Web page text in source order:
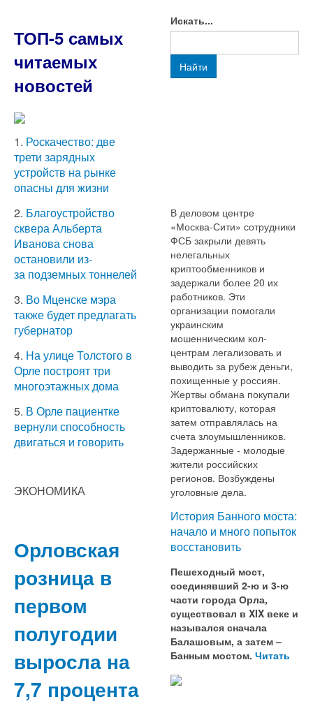
ТОП-5 самых
читаемых
новостей
1. Роскачество: две
трети зарядных
устройств на рынке
опасны для жизни
2. Благоустройство
сквера Альберта
Иванова снова
остановили из-
за подземных тоннелей
3. Во Мценске мэра
также будет предлагать
губернатор
4. На улице Толстого в
Орле построят три
многоэтажных дома
5. В Орле пациентке
вернули способность
двигаться и говорить
ЭКОНОМИКА
Орловская
розница в
первом
полугодии
выросла на
7,7 процента
Искать...
Найти
В деловом центре
«Москва-Сити» сотрудники
ФСБ закрыли девять
нелегальных
криптообменников и
задержали более 20 их
работников. Эти
организации помогали
украинским
мошенническим кол-
центрам легализовать и
выводить за рубеж деньги,
похищенные у россиян.
Жертвы обмана покупали
криптовалюту, которая
затем отправлялась на
счета злоумышленников.
Задержанные - молодые
жители российских
регионов. Возбуждены
уголовные дела.
История Банного моста:
начало и много попыток
восстановить
Пешеходный мост,
соединявший 2-ю и 3-ю
части города Орла,
существовал в XIX веке и
назывался сначала
Балашовым, а затем –
Банным мостом. Читать